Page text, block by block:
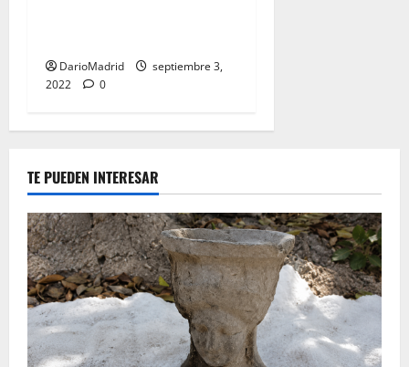
DarioMadrid
septiembre 3,
2022
0
TE PUEDEN INTERESAR